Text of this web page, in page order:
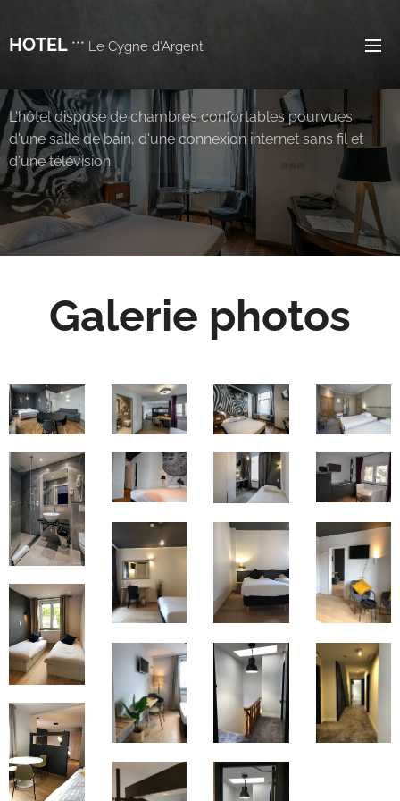
HOTEL *** Le Cygne d'Argent
L'hôtel dispose de chambres confortables pourvues
d'une salle de bain, d'une connexion internet sans fil et
d'une télévision.
Galerie photos